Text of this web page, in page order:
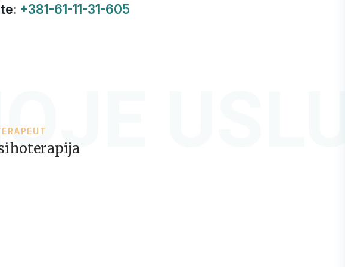
+381-61-11-31-605